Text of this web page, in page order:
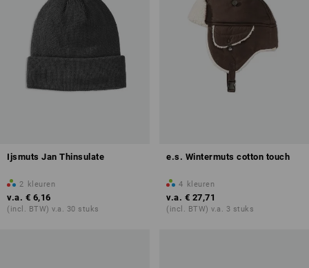
Ijsmuts Jan Thinsulate
2 kleuren
v.a. € 6,16
(incl. BTW) v.a. 30 stuks
e.s. Wintermuts cotton touch
4 kleuren
v.a. € 27,71
(incl. BTW) v.a. 3 stuks